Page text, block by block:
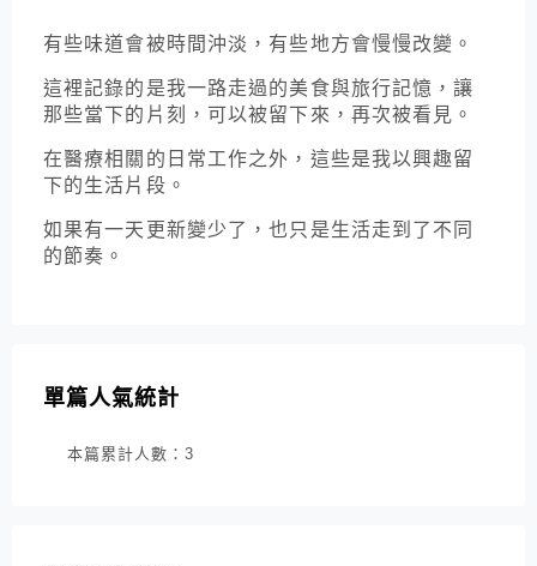
有些味道會被時間沖淡，有些地方會慢慢改變。
這裡記錄的是我一路走過的美食與旅行記憶，讓
那些當下的片刻，可以被留下來，再次被看見。
在醫療相關的日常工作之外，這些是我以興趣留
下的生活片段。
如果有一天更新變少了，也只是生活走到了不同
的節奏。
單篇人氣統計
本篇累計人數： 3